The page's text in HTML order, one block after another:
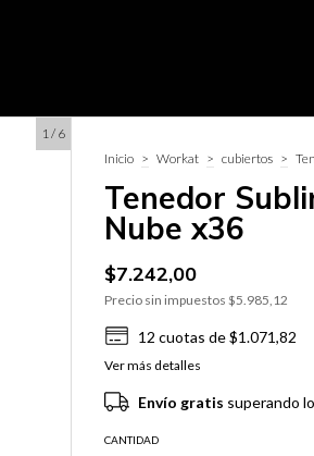
1/ 6
Inicio > Workat > cubiertos >
Tenedor
Nube x36
$7.242,00
Precio sin impuestos $5.985,12
12 cuotas de$1.071,82
Ver más detalles
Envío gratis superando
CANTIDAD